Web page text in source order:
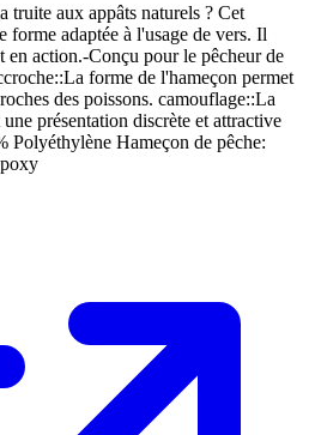
truite aux appâts naturels ? Cet
forme adaptée à l'usage de vers. Il
en action.-Conçu pour le pêcheur de
forme de l'hameçon permet
des poissons. camouflage::La
présentation discrète et attractive
Polyéthylène Hameçon de pêche: